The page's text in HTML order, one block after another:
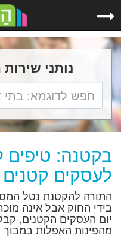
נותני
בקטנה:
לעסקים קטנים
התורה להקטנת נטל
בידי החוק אבל אינה
יום העסקים הקטנים,
מהפינות האפלות במבוך